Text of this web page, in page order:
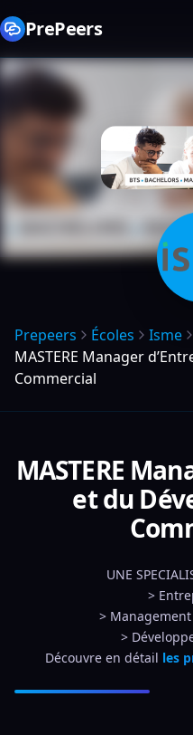
PrePeers
Prepeers Écoles Isme
MASTERE Manager
Commercial
MASTERE
et du
UNE
>
>
>
Découvre en détail les